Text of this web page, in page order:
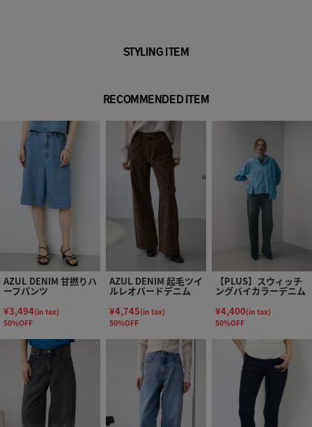
STYLING ITEM
RECOMMENDED ITEM
AZUL DENIM 甘撚りハ
ーフパンツ
¥3,494(in tax)
50%OFF
AZUL DENIM 起毛ツイ
ルレオパードデニム
¥4,745(in tax)
50%OFF
【PLUS】スウィッチ
ングバイカラーデニム
¥4,400(in tax)
50%OFF